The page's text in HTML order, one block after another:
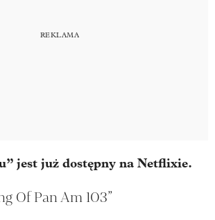
jest już dostępny na Netflixie.
Of Pan Am 103”